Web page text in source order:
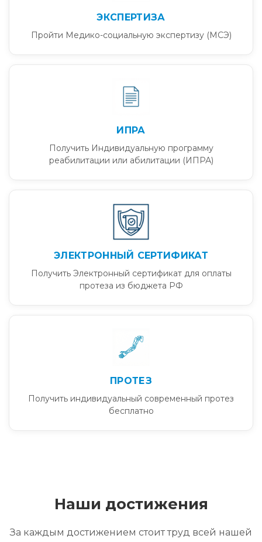
ЭКСПЕРТИЗА
Пройти Медико-социальную экспертизу (МСЭ)
ИПРА
Получить Индивидуальную программу
реабилитации или абилитации (ИПРА)
ЭЛЕКТРОННЫЙ СЕРТИФИКАТ
Получить Электронный сертификат для оплаты
протеза из бюджета РФ
ПРОТЕЗ
Получить индивидуальный современный протез
бесплатно
Наши достижения
За каждым достижением стоит труд всей нашей